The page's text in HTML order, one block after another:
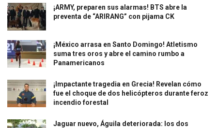
¡ARMY, preparen sus alarmas! BTS abre la
preventa de “ARIRANG” con pijama CK
¡México arrasa en Santo Domingo! Atletismo
suma tres oros y abre el camino rumbo a
Panamericanos
¡Impactante tragedia en Grecia! Revelan cómo
fue el choque de dos helicópteros durante feroz
incendio forestal
Jaguar nuevo, Águila deteriorada: los dos